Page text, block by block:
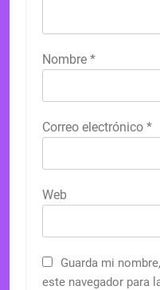
Nombre *
Correo electrónico *
Web
Guarda mi
este navegador para